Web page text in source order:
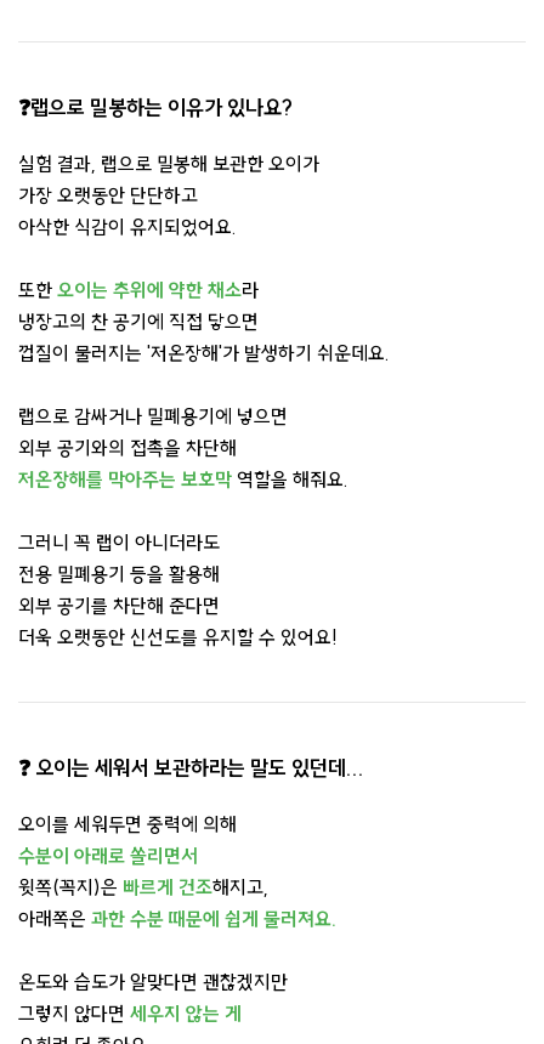
❓랩으로 밀봉하는 이유가 있나요?
실험 결과, 랩으로 밀봉해 보관한 오이가
가장 오랫동안 단단하고
아삭한 식감이 유지되었어요.
또한 오이는 추위에 약한 채소라
냉장고의 찬 공기에 직접 닿으면
껍질이 물러지는 '저온장해'가 발생하기 쉬운데요.
랩으로 감싸거나 밀폐용기에 넣으면
외부 공기와의 접촉을 차단해
저온장해를 막아주는 보호막 역할을 해줘요.
그러니 꼭 랩이 아니더라도
전용 밀폐용기 등을 활용해
외부 공기를 차단해 준다면
더욱 오랫동안 신선도를 유지할 수 있어요!
❓ 오이는 세워서 보관하라는 말도 있던데...
오이를 세워두면 중력에 의해
수분이 아래로 쏠리면서
윗쪽(꼭지)은 빠르게 건조해지고,
아래쪽은 과한 수분 때문에 쉽게 물러져요.
온도와 습도가 알맞다면 괜찮겠지만
그렇지 않다면 세우지 않는 게